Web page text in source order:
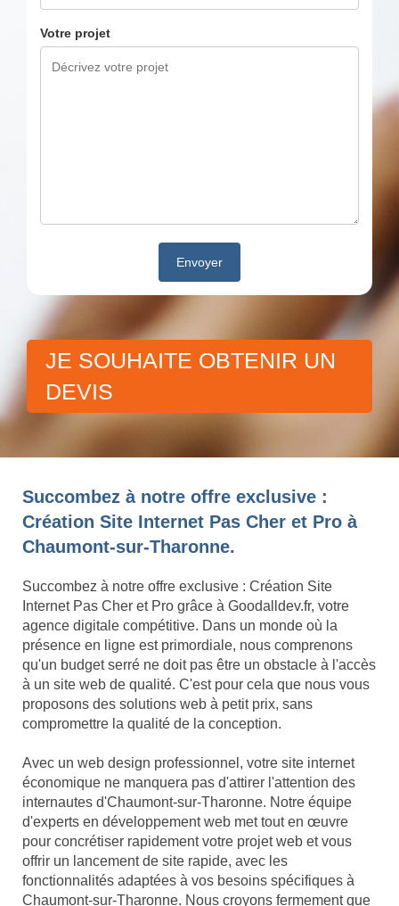
Votre projet
JE SOUHAITE OBTENIR UN
DEVIS
Succombez à notre offre exclusive :
Création Site Internet Pas Cher et Pro à
Chaumont-sur-Tharonne.
Succombez à notre offre exclusive : Création Site
Internet Pas Cher et Pro grâce à Goodalldev.fr, votre
agence digitale compétitive. Dans un monde où la
présence en ligne est primordiale, nous comprenons
qu'un budget serré ne doit pas être un obstacle à l'accès
à un site web de qualité. C'est pour cela que nous vous
proposons des solutions web à petit prix, sans
compromettre la qualité de la conception.
Avec un web design professionnel, votre site internet
économique ne manquera pas d'attirer l'attention des
internautes d'Chaumont-sur-Tharonne. Notre équipe
d'experts en développement web met tout en œuvre
pour concrétiser rapidement votre projet web et vous
offrir un lancement de site rapide, avec les
fonctionnalités adaptées à vos besoins spécifiques à
Chaumont-sur-Tharonne. Nous croyons fermement que